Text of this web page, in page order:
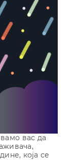
вас да
која се